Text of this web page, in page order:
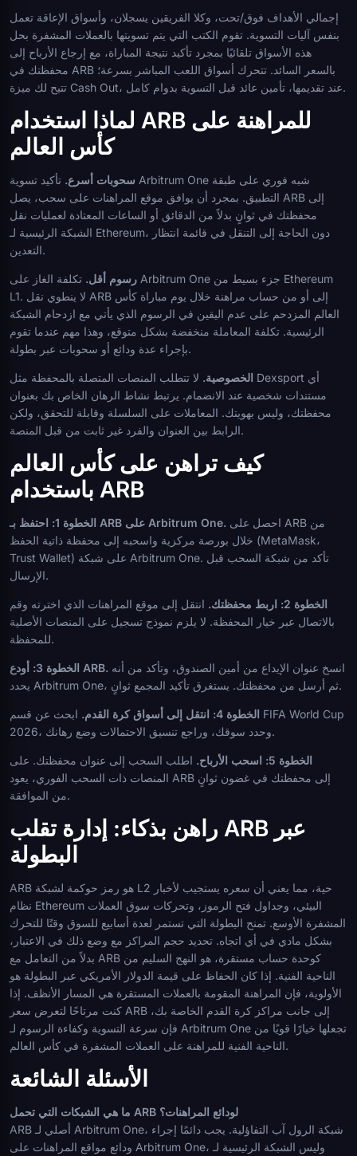
إجمالي الأهداف فوق/تحت، وكلا الفريقين يسجلان، وأسواق الإعاقة تعمل
بنفس آليات التسوية. تقوم الكتب التي يتم تسويتها بالعملات المشفرة بحل
هذه الأسواق تلقائيًا بمجرد تأكيد نتيجة المباراة، مع إرجاع الأرباح إلى
محفظتك في ARB بالسعر السائد. تتحرك أسواق اللعب المباشر بسرعة؛
تتيح لك ميزة Cash Out، عند تقديمها، تأمين عائد قبل التسوية بدوام كامل.
لماذا استخدام ARB للمراهنة على
كأس العالم
سحوبات أسرع. تأكيد تسوية Arbitrum One شبه فوري على طبقة
التطبيق. بمجرد أن يوافق موقع المراهنات على سحب، يصل ARB إلى
محفظتك في ثوانٍ بدلاً من الدقائق أو الساعات المعتادة لعمليات نقل
الشبكة الرئيسية لـ Ethereum، دون الحاجة إلى التنقل في قائمة انتظار
التعدين.
رسوم أقل. تكلفة الغاز على Arbitrum One جزء بسيط من Ethereum
L1. لا ينطوي نقل ARB إلى أو من حساب مراهنة خلال يوم مباراة كأس
العالم المزدحم على عدم اليقين في الرسوم الذي يأتي مع ازدحام الشبكة
الرئيسية. تكلفة المعاملة منخفضة بشكل متوقع، وهذا مهم عندما تقوم
بإجراء عدة ودائع أو سحوبات عبر بطولة.
الخصوصية. لا تتطلب المنصات المتصلة بالمحفظة مثل Dexsport أي
مستندات شخصية عند الانضمام. يرتبط نشاط الرهان الخاص بك بعنوان
محفظتك، وليس بهويتك. المعاملات على السلسلة وقابلة للتحقق، ولكن
الرابط بين العنوان والفرد غير ثابت من قبل المنصة.
كيف تراهن على كأس العالم
باستخدام ARB
الخطوة 1: احتفظ بـ ARB على Arbitrum One.
خلال بورصة مركزية واسحبه إلى محفظة ذاتية الحفظ (MetaMask،
Trust Wallet) على شبكة Arbitrum One. تأكد من شبكة السحب قبل
الإرسال.
الخطوة 2: اربط محفظتك.
انتقل إلى موقع المراهنات الذي اخترته وقم
بالاتصال عبر خيار المحفظة. لا يلزم نموذج تسجيل على المنصات الأصلية
للمحفظة.
الخطوة 3: أودع ARB.
يحدد Arbitrum One، ثم أرسل من محفظتك. يستغرق تأكيد المجمع ثوانٍ.
الخطوة 4: انتقل إلى أسواق كرة القدم.
ابحث عن قسم FIFA World Cup
2026، وحدد سوقك، وراجع تنسيق الاحتمالات وضع رهانك.
الخطوة 5: اسحب الأرباح.
اطلب السحب إلى عنوان محفظتك. على
المنصات ذات السحب الفوري، يعود ARB إلى محفظتك في غضون ثوانٍ
من الموافقة.
راهن بذكاء: إدارة تقلب ARB عبر
البطولة
ARB هو رمز حوكمة لشبكة L2 حية، مما يعني أن سعره يستجيب لأخبار
نظام Ethereum البيئي، وجداول فتح الرموز، وتحركات سوق العملات
المشفرة الأوسع. تمنح البطولة التي تستمر لعدة أسابيع للسوق وقتًا للتحرك
بشكل مادي في أي اتجاه. تحديد حجم المراكز مع وضع ذلك في الاعتبار،
بدلاً من التعامل مع ARB كوحدة حساب مستقرة، هو النهج السليم من
الناحية الفنية. إذا كان الحفاظ على قيمة الدولار الأمريكي عبر البطولة هو
الأولوية، فإن المراهنة المقومة بالعملات المستقرة هي المسار الأنظف. إذا
كنت مرتاحًا لتعرض سعر ARB إلى جانب مراكز كرة القدم الخاصة بك،
فإن سرعة التسوية وكفاءة الرسوم لـ Arbitrum One تجعلها خيارًا قويًا من
الناحية الفنية للمراهنة على العملات المشفرة في كأس العالم.
الأسئلة الشائعة
ما هي الشبكات التي تحمل ARB لودائع المراهنات؟
ARB أصلي لـ Arbitrum One، شبكة الرول آب التفاؤلية. يجب دائمًا إجراء
ودائع مواقع المراهنات على Arbitrum One، وليس الشبكة الرئيسية لـ